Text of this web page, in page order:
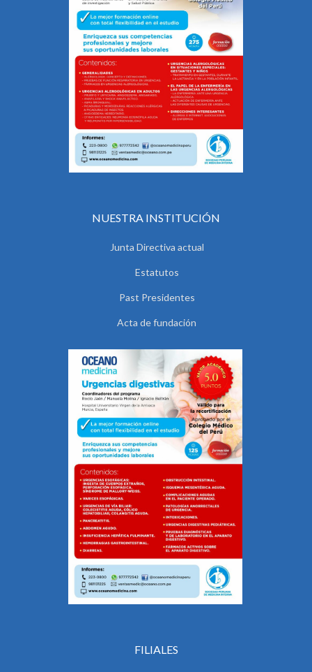
NUESTRA INSTITUCIÓN
Junta Directiva actual
Estatutos
Past Presidentes
Acta de fundación
FILIALES